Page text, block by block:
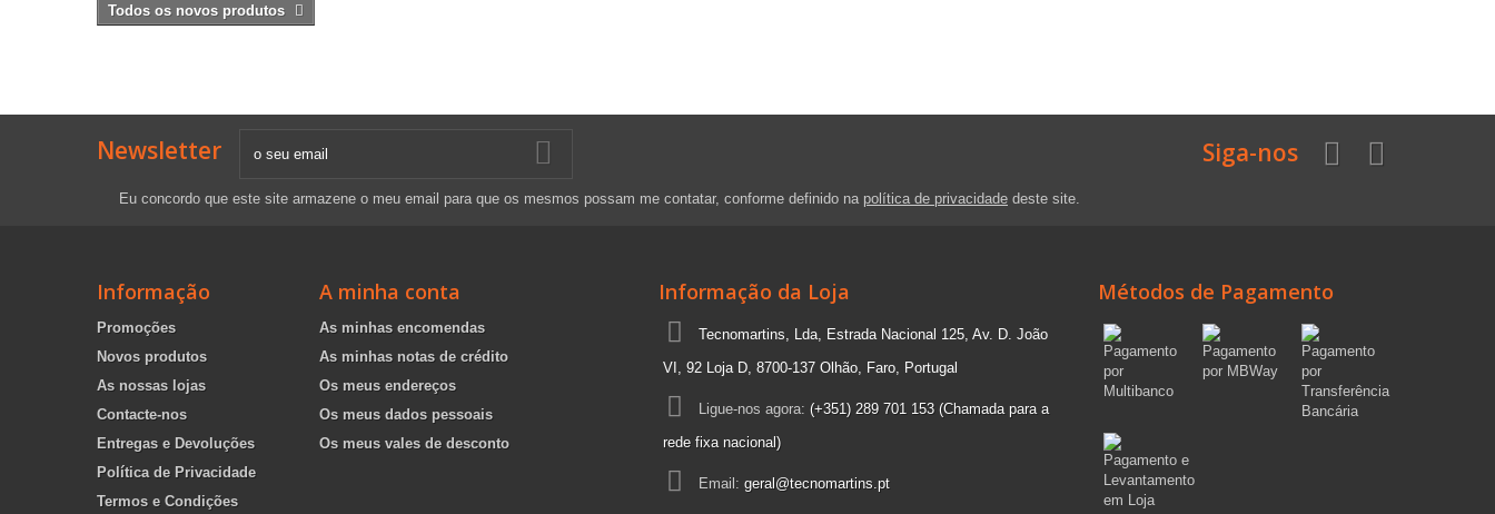
Todos os novos produtos
Newsletter
Eu concordo que este site armazene o meu email para que os mesmos possam me contatar, conforme definido na política de privacidade deste site.
Siga-nos
Informação
Promoções
Novos produtos
As nossas lojas
Contacte-nos
Entregas e Devoluções
Política de Privacidade
Termos e Condições
A minha conta
As minhas encomendas
As minhas notas de crédito
Os meus endereços
Os meus dados pessoais
Os meus vales de desconto
Informação da Loja
Tecnomartins, Lda, Estrada Nacional 125, Av. D. João
VI, 92 Loja D, 8700-137 Olhão, Faro, Portugal
Ligue-nos agora: (+351) 289 701 153 (Chamada para a
rede fixa nacional)
Email: geral@tecnomartins.pt
Métodos de Pagamento